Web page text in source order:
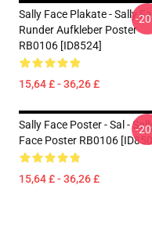
Sally Face Plakate - Sally
Runder Aufkleber Poster
RB0106 [ID8524]
15,64 £ - 36,26 £
-
Sally Face Poster - Sal -
Face Poster RB0106
15,64 £ - 36,26 £
-